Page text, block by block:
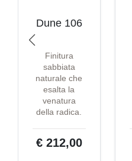
Dune 106
Finitura
sabbiata
naturale che
esalta la
venatura
della radica.
€ 212,00